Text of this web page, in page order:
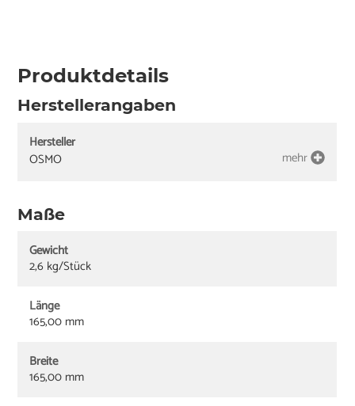
Produktdetails
Herstellerangaben
Hersteller
OSMO
mehr
Maße
Gewicht
2,6 kg/Stück
Länge
165,00 mm
Breite
165,00 mm